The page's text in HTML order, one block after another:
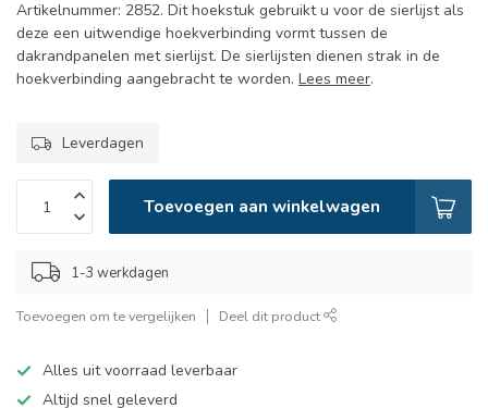
Artikelnummer: 2852. Dit hoekstuk gebruikt u voor de sierlijst als
deze een uitwendige hoekverbinding vormt tussen de
dakrandpanelen met sierlijst. De sierlijsten dienen strak in de
hoekverbinding aangebracht te worden. Lees meer.
Leverdagen
Toevoegen aan winkelwagen
1-3 werkdagen
Toevoegen om te vergelijken Deel dit product
Alles uit voorraad leverbaar
Altijd snel geleverd